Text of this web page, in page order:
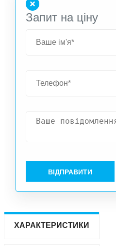
Запит на ціну
ВІДПРАВИТИ
ХАРАКТЕРИСТИКИ